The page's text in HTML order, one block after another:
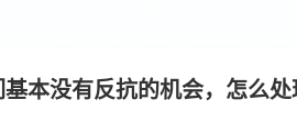
本没有反抗的机会，怎么处